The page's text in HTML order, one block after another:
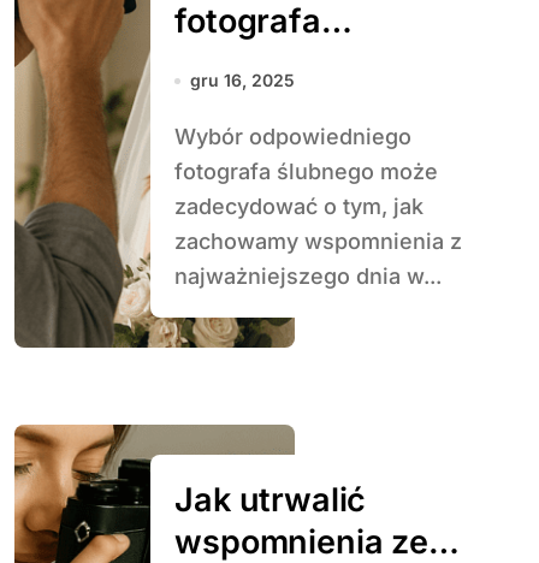
fotografa
ślubnego – na co
gru 16, 2025
Wybór odpowiedniego
fotografa ślubnego może
zadecydować o tym, jak
zachowamy wspomnienia z
najważniejszego dnia w...
Jak utrwalić
wspomnienia ze